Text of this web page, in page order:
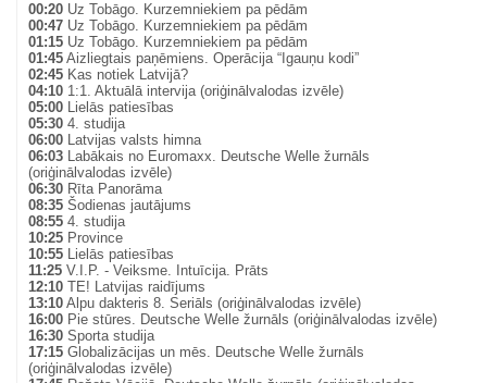
00:20 Uz Tobāgo. Kurzemniekiem pa pēdām
00:47 Uz Tobāgo. Kurzemniekiem pa pēdām
01:15 Uz Tobāgo. Kurzemniekiem pa pēdām
01:45 Aizliegtais paņēmiens. Operācija “Igauņu kodi”
02:45 Kas notiek Latvijā?
04:10 1:1. Aktuālā intervija (oriģinālvalodas izvēle)
05:00 Lielās patiesības
05:30 4. studija
06:00 Latvijas valsts himna
06:03 Labākais no Euromaxx. Deutsche Welle žurnāls
(oriģinālvalodas izvēle)
06:30 Rīta Panorāma
08:35 Šodienas jautājums
08:55 4. studija
10:25 Province
10:55 Lielās patiesības
11:25 V.I.P. - Veiksme. Intuīcija. Prāts
12:10 TE! Latvijas raidījums
13:10 Alpu dakteris 8. Seriāls (oriģinālvalodas izvēle)
16:00 Pie stūres. Deutsche Welle žurnāls (oriģinālvalodas izvēle)
16:30 Sporta studija
17:15 Globalizācijas un mēs. Deutsche Welle žurnāls
(oriģinālvalodas izvēle)